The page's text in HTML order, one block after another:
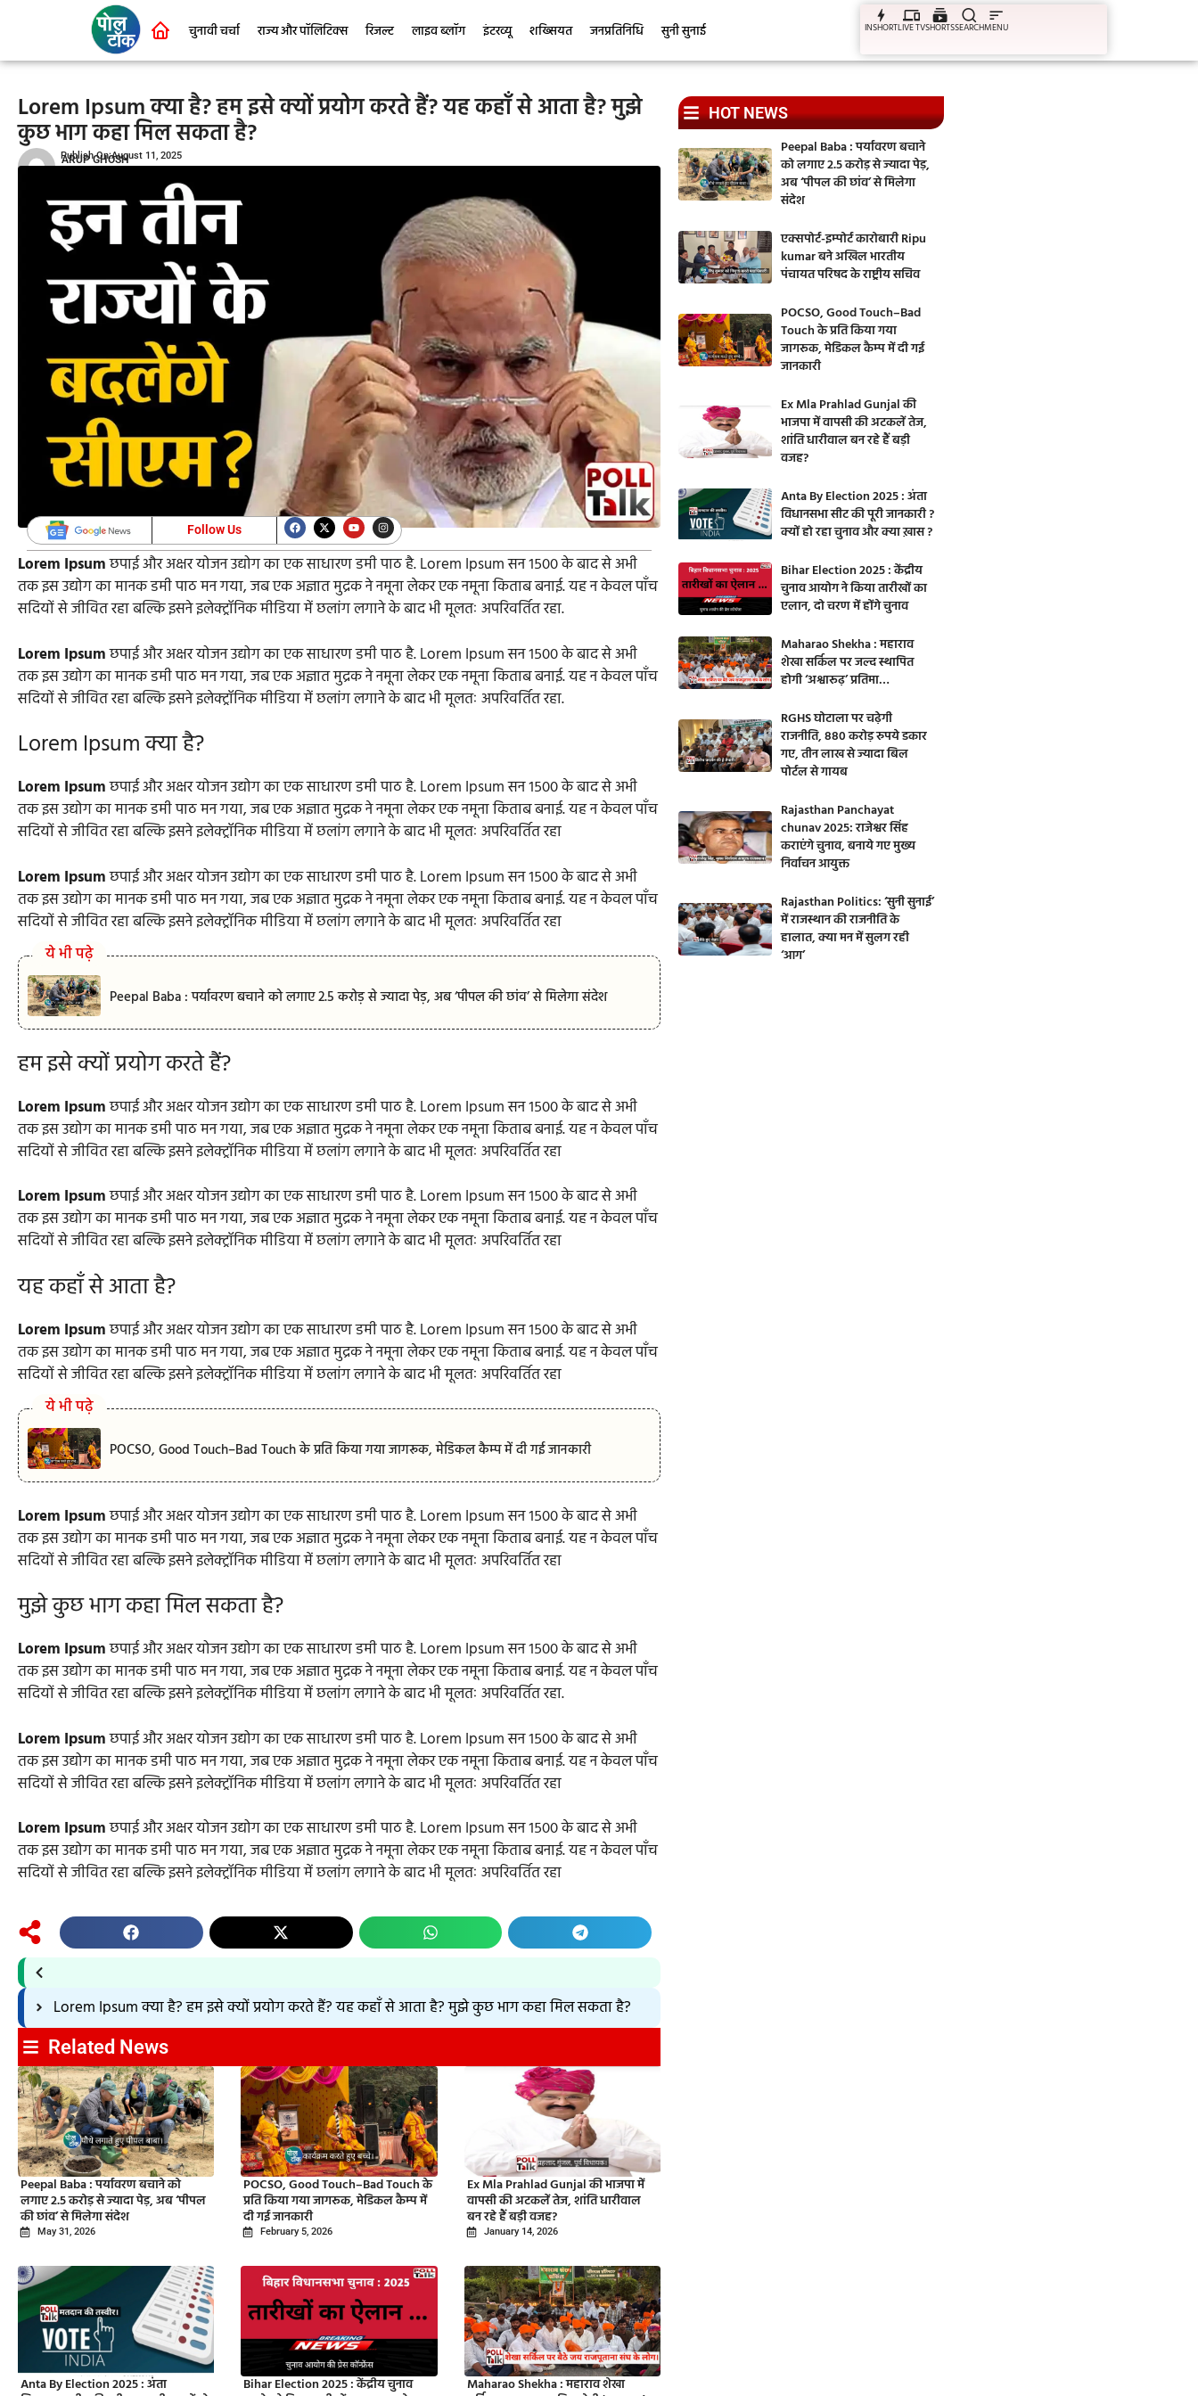
INSHORTLIVE TVSHORTSSEARCHMENU
चुनावी चर्चा राज्य और पॉलिटिक्स रिजल्ट लाइव ब्लॉग इंटरव्यू शख्सियत जनप्रतिनिधि सुनी सुनाई
Lorem Ipsum क्या है? हम इसे क्यों प्रयोग करते हैं? यह कहाँ से आता है? मुझे
कुछ भाग कहा मिल सकता है?
ARUP GHOSH
Publish On:August 11, 2025
Follow Us
Lorem Ipsumछपाई और अक्षर योजन उद्योग का एक साधारण डमी पाठ है. Lorem Ipsum सन १५०० के बाद से अभी
तक इस उद्योग का मानक डमी पाठ मन गया, जब एक अज्ञात मुद्रक ने नमूना लेकर एक नमूना किताब बनाई. यह न केवल पाँच
सदियों से जीवित रहा बल्कि इसने इलेक्ट्रॉनिक मीडिया में छलांग लगाने के बाद भी मूलतः अपरिवर्तित रहा.
Lorem Ipsumछपाई और अक्षर योजन उद्योग का एक साधारण डमी पाठ है. Lorem Ipsum सन १५०० के बाद से अभी
तक इस उद्योग का मानक डमी पाठ मन गया, जब एक अज्ञात मुद्रक ने नमूना लेकर एक नमूना किताब बनाई. यह न केवल पाँच
सदियों से जीवित रहा बल्कि इसने इलेक्ट्रॉनिक मीडिया में छलांग लगाने के बाद भी मूलतः अपरिवर्तित रहा.
Lorem Ipsum क्या है?
Lorem Ipsumछपाई और अक्षर योजन उद्योग का एक साधारण डमी पाठ है. Lorem Ipsum सन १५०० के बाद से अभी
तक इस उद्योग का मानक डमी पाठ मन गया, जब एक अज्ञात मुद्रक ने नमूना लेकर एक नमूना किताब बनाई. यह न केवल पाँच
सदियों से जीवित रहा बल्कि इसने इलेक्ट्रॉनिक मीडिया में छलांग लगाने के बाद भी मूलतः अपरिवर्तित रहा
Lorem Ipsumछपाई और अक्षर योजन उद्योग का एक साधारण डमी पाठ है. Lorem Ipsum सन १५०० के बाद से अभी
तक इस उद्योग का मानक डमी पाठ मन गया, जब एक अज्ञात मुद्रक ने नमूना लेकर एक नमूना किताब बनाई. यह न केवल पाँच
सदियों से जीवित रहा बल्कि इसने इलेक्ट्रॉनिक मीडिया में छलांग लगाने के बाद भी मूलतः अपरिवर्तित रहा
ये भी पढ़े
Peepal Baba : पर्यावरण बचाने को लगाए 2.5 करोड़ से ज्यादा पेड़, अब ‘पीपल की छांव’ से मिलेगा संदेश
हम इसे क्यों प्रयोग करते हैं?
Lorem Ipsumछपाई और अक्षर योजन उद्योग का एक साधारण डमी पाठ है. Lorem Ipsum सन १५०० के बाद से अभी
तक इस उद्योग का मानक डमी पाठ मन गया, जब एक अज्ञात मुद्रक ने नमूना लेकर एक नमूना किताब बनाई. यह न केवल पाँच
सदियों से जीवित रहा बल्कि इसने इलेक्ट्रॉनिक मीडिया में छलांग लगाने के बाद भी मूलतः अपरिवर्तित रहा
Lorem Ipsumछपाई और अक्षर योजन उद्योग का एक साधारण डमी पाठ है. Lorem Ipsum सन १५०० के बाद से अभी
तक इस उद्योग का मानक डमी पाठ मन गया, जब एक अज्ञात मुद्रक ने नमूना लेकर एक नमूना किताब बनाई. यह न केवल पाँच
सदियों से जीवित रहा बल्कि इसने इलेक्ट्रॉनिक मीडिया में छलांग लगाने के बाद भी मूलतः अपरिवर्तित रहा
यह कहाँ से आता है?
Lorem Ipsumछपाई और अक्षर योजन उद्योग का एक साधारण डमी पाठ है. Lorem Ipsum सन १५०० के बाद से अभी
तक इस उद्योग का मानक डमी पाठ मन गया, जब एक अज्ञात मुद्रक ने नमूना लेकर एक नमूना किताब बनाई. यह न केवल पाँच
सदियों से जीवित रहा बल्कि इसने इलेक्ट्रॉनिक मीडिया में छलांग लगाने के बाद भी मूलतः अपरिवर्तित रहा
ये भी पढ़े
POCSO, Good Touch–Bad Touch के प्रति किया गया जागरूक, मेडिकल कैम्प में दी गई जानकारी
Lorem Ipsumछपाई और अक्षर योजन उद्योग का एक साधारण डमी पाठ है. Lorem Ipsum सन १५०० के बाद से अभी
तक इस उद्योग का मानक डमी पाठ मन गया, जब एक अज्ञात मुद्रक ने नमूना लेकर एक नमूना किताब बनाई. यह न केवल पाँच
सदियों से जीवित रहा बल्कि इसने इलेक्ट्रॉनिक मीडिया में छलांग लगाने के बाद भी मूलतः अपरिवर्तित रहा
मुझे कुछ भाग कहा मिल सकता है?
Lorem Ipsumछपाई और अक्षर योजन उद्योग का एक साधारण डमी पाठ है. Lorem Ipsum सन १५०० के बाद से अभी
तक इस उद्योग का मानक डमी पाठ मन गया, जब एक अज्ञात मुद्रक ने नमूना लेकर एक नमूना किताब बनाई. यह न केवल पाँच
सदियों से जीवित रहा बल्कि इसने इलेक्ट्रॉनिक मीडिया में छलांग लगाने के बाद भी मूलतः अपरिवर्तित रहा.
Lorem Ipsumछपाई और अक्षर योजन उद्योग का एक साधारण डमी पाठ है. Lorem Ipsum सन १५०० के बाद से अभी
तक इस उद्योग का मानक डमी पाठ मन गया, जब एक अज्ञात मुद्रक ने नमूना लेकर एक नमूना किताब बनाई. यह न केवल पाँच
सदियों से जीवित रहा बल्कि इसने इलेक्ट्रॉनिक मीडिया में छलांग लगाने के बाद भी मूलतः अपरिवर्तित रहा
Lorem Ipsumछपाई और अक्षर योजन उद्योग का एक साधारण डमी पाठ है. Lorem Ipsum सन १५०० के बाद से अभी
तक इस उद्योग का मानक डमी पाठ मन गया, जब एक अज्ञात मुद्रक ने नमूना लेकर एक नमूना किताब बनाई. यह न केवल पाँच
सदियों से जीवित रहा बल्कि इसने इलेक्ट्रॉनिक मीडिया में छलांग लगाने के बाद भी मूलतः अपरिवर्तित रहा
Lorem Ipsum क्या है? हम इसे क्यों प्रयोग करते हैं? यह कहाँ से आता है? मुझे कुछ भाग कहा मिल सकता है?
Related News
Peepal Baba : पर्यावरण बचाने को
लगाए 2.5 करोड़ से ज्यादा पेड़, अब ‘पीपल
की छांव’ से मिलेगा संदेश
May 31, 2026
POCSO, Good Touch–Bad Touch के
प्रति किया गया जागरूक, मेडिकल कैम्प में
दी गई जानकारी
February 5, 2026
Ex Mla Prahlad Gunjal की भाजपा में
वापसी की अटकलें तेज, शांति धारीवाल
बन रहे हैं बड़ी वजह?
January 14, 2026
Anta By Election 2025 : अंता Bihar Election 2025 : केंद्रीय चुनाव Maharao Shekha : महाराव शेखा
HOT NEWS
Peepal Baba : पर्यावरण बचाने
को लगाए 2.5 करोड़ से ज्यादा पेड़,
अब ‘पीपल की छांव’ से मिलेगा
संदेश
एक्सपोर्ट-इम्पोर्ट कारोबारी Ripu
kumar बने अखिल भारतीय
पंचायत परिषद के राष्ट्रीय सचिव
POCSO, Good Touch–Bad
Touch के प्रति किया गया
जागरूक, मेडिकल कैम्प में दी गई
जानकारी
Ex Mla Prahlad Gunjal की
भाजपा में वापसी की अटकलें तेज,
शांति धारीवाल बन रहे हैं बड़ी
वजह?
Anta By Election 2025 : अंता
विधानसभा सीट की पूरी जानकारी ?
क्यों हो रहा चुनाव और क्या ख़ास ?
Bihar Election 2025 : केंद्रीय
चुनाव आयोग ने किया तारीखों का
एलान, दो चरण में होंगे चुनाव
Maharao Shekha : महाराव
शेखा सर्किल पर जल्द स्थापित
होगी ‘अश्वारूढ़’ प्रतिमा…
RGHS घोटाला पर चढ़ेगी
राजनीति, 880 करोड़ रुपये डकार
गए, तीन लाख से ज्यादा बिल
पोर्टल से गायब
Rajasthan Panchayat
chunav 2025: राजेश्वर सिंह
कराएंगे चुनाव, बनाये गए मुख्य
निर्वाचन आयुक्त
Rajasthan Politics: ‘सुनी सुनाई’
में राजस्थान की राजनीति के
हालात, क्या मन में सुलग रही
‘आग’